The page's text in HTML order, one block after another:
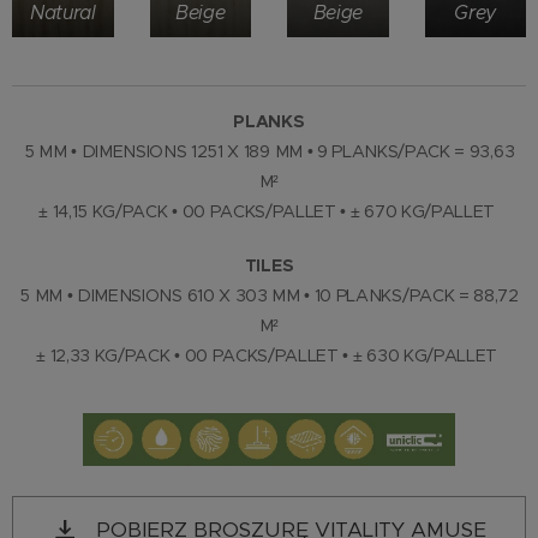
Natural
Beige
Beige
Grey
PLANKS
5 MM • DIMENSIONS 1251 X 189 MM • 9 PLANKS/PACK = 93,63
M²
± 14,15 KG/PACK • 00 PACKS/PALLET • ± 670 KG/PALLET
TILES
5 MM • DIMENSIONS 610 X 303 MM • 10 PLANKS/PACK = 88,72
M²
± 12,33 KG/PACK • 00 PACKS/PALLET • ± 630 KG/PALLET
POBIERZ BROSZURĘ VITALITY AMUSE